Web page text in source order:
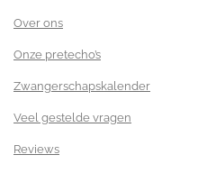
Over ons
Onze pretecho’s
Zwangerschapskalender
Veel gestelde vragen
Reviews